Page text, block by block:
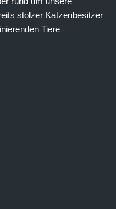
stolzer Katzenbesitzer
Tiere